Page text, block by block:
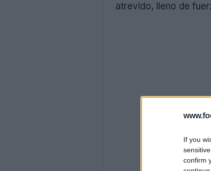
If you
confirm
atrevido, lleno de